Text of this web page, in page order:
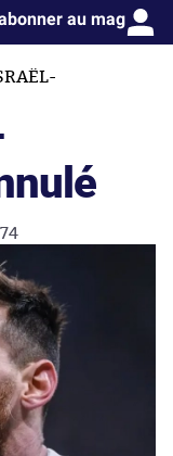
au mag